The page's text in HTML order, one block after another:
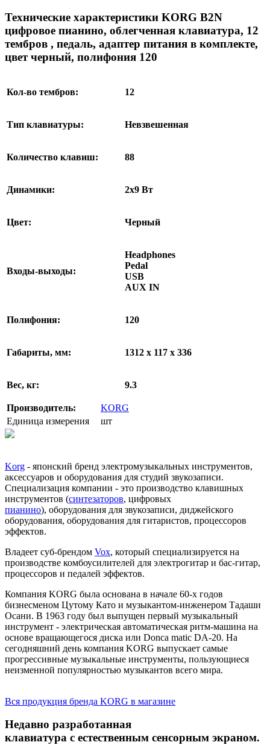
Технические характеристики KORG B2N
цифровое пианино, облегченная клавиатура, 12
тембров , педаль, адаптер питания в комплекте,
цвет черный, полифония 120
Кол-во тембров: 12
Тип клавиатуры: Невзвешенная
Количество клавиш: 88
Динамики: 2x9 Вт
Цвет: Черный
Входы-выходы:
Headphones
Pedal
USB
AUX IN
Полифония: 120
Габариты, мм: 1312 х 117 х 336
Вес, кг: 9.3
Производитель:
KORG
Единица измерения
шт
Korg - японский бренд электромузыкальных инструментов,
аксессуаров и оборудования для студий звукозаписи.
Специализация компании - это производство клавишных
инструментов (синтезаторов, цифровых
пианино), оборудования для звукозаписи, диджейского
оборудования, оборудования для гитаристов, процессоров
эффектов.
Владеет суб-брендом Vox, который специализируется на
производстве комбоусилителей для электрогитар и бас-гитар,
процессоров и педалей эффектов.
Компания KORG была основана в начале 60-х годов
бизнесменом Цутому Като и музыкантом-инженером Тадаши
Осани. В 1963 году был выпущен первый музыкальный
инструмент - электрическая автоматическая ритм-машина на
основе вращающегося диска или Donca matic DA-20. На
сегодняшний день компания KORG выпускает самые
прогрессивные музыкальные инструменты, пользующиеся
неизменной популярностью музыкантов всего мира.
Вся продукция бренда KORG в магазине
Недавно разработанная
клавиатура с естественным сенсорным экраном.